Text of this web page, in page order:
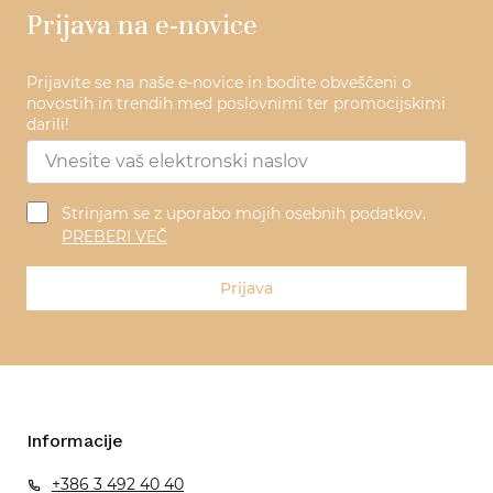
Prijava na e-novice
Prijavite se na naše e-novice in bodite obveščeni o
novostih in trendih med poslovnimi ter promocijskimi
darili!
Strinjam se z uporabo mojih osebnih podatkov.
PREBERI VEČ
Prijava
Informacije
+386 3 492 40 40